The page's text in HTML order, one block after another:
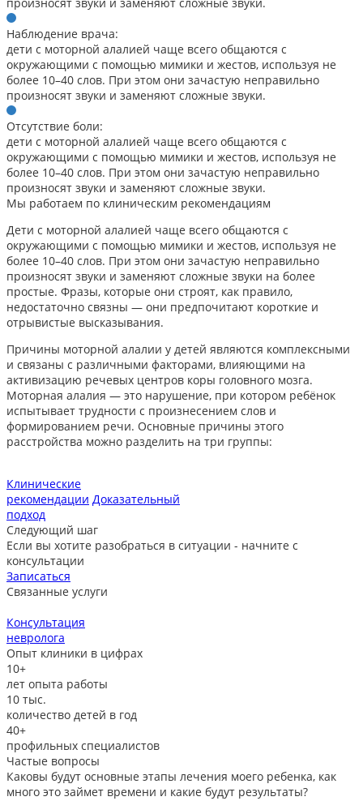
Наблюдение врача:
дети с моторной алалией чаще всего общаются с
окружающими с помощью мимики и жестов, используя не
более 10–40 слов. При этом они зачастую неправильно
произносят звуки и заменяют сложные звуки.
Отсутствие боли:
дети с моторной алалией чаще всего общаются с
окружающими с помощью мимики и жестов, используя не
более 10–40 слов. При этом они зачастую неправильно
произносят звуки и заменяют сложные звуки.
Мы работаем по клиническим рекомендациям
Дети с моторной алалией чаще всего общаются с
окружающими с помощью мимики и жестов, используя не
более 10–40 слов. При этом они зачастую неправильно
произносят звуки и заменяют сложные звуки на более
простые. Фразы, которые они строят, как правило,
недостаточно связны — они предпочитают короткие и
отрывистые высказывания.
Причины моторной алалии у детей являются комплексными
и связаны с различными факторами, влияющими на
активизацию речевых центров коры головного мозга.
Моторная алалия — это нарушение, при котором ребёнок
испытывает трудности с произнесением слов и
формированием речи. Основные причины этого
расстройства можно разделить на три группы:
Клинические
рекомендации Доказательный
подход
Следующий шаг
Если вы хотите разобраться в ситуации - начните с
консультации
Записаться
Связанные услуги
Консультация
невролога
Опыт клиники в цифрах
10+
лет опыта работы
10 тыс.
количество детей в год
40+
профильных специалистов
Частые вопросы
Каковы будут основные этапы лечения моего ребенка, как
много это займет времени и какие будут результаты?